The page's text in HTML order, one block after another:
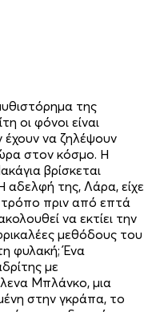
της
οι φόνοι είναι
έχουν να ζηλέψουν
στον κόσμο. Η
βρίσκεται
της, Λάρα, είχε
τρόπο πριν από επτά
να εκτίει την
μεθόδους του
φυλακή; Ένα
με
Μπλάνκο, μια
στην γκράπα, το